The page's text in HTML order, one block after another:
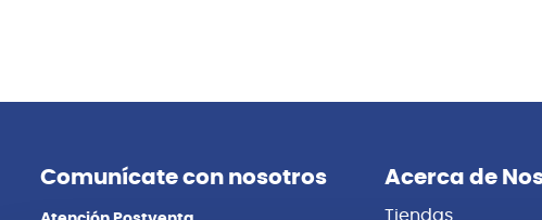
Comunícate con nosotros Acerca de
Tiendas